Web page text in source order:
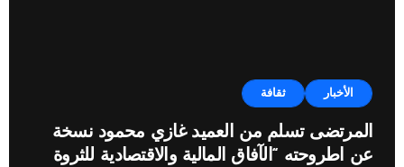
الأخبار ثقافة
المرتضى تسلم من العميد غازي محمود نسخة
عن اطروحته “الآفاق المالية والاقتصادية للثروة